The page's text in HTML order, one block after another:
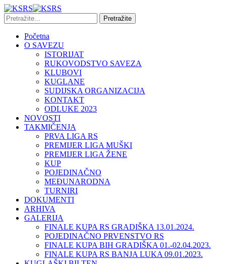
Početna
O SAVEZU
ISTORIJAT
RUKOVODSTVO SAVEZA
KLUBOVI
KUGLANE
SUDIJSKA ORGANIZACIJA
KONTAKT
ODLUKE 2023
NOVOSTI
TAKMIČENJA
PRVA LIGA RS
PREMIJER LIGA MUŠKI
PREMIJER LIGA ŽENE
KUP
POJEDINAČNO
MEĐUNARODNA
TURNIRI
DOKUMENTI
ARHIVA
GALERIJA
FINALE KUPA RS GRADIŠKA 13.01.2024.
POJEDINAČNO PRVENSTVO RS
FINALE KUPA BIH GRADIŠKA 01.-02.04.2023.
FINALE KUPA RS BANJA LUKA 09.01.2023.